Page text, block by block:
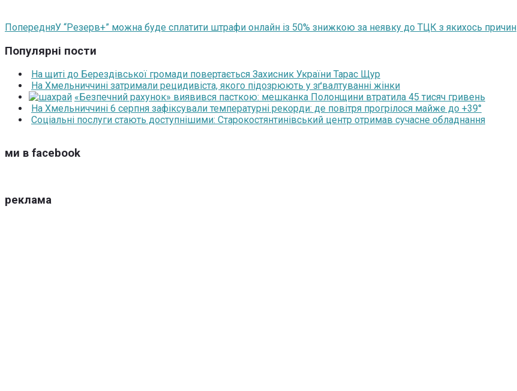
ПопередняУ “Резерв+” можна буде сплатити штрафи онлайн із 50% знижкою за неявку до ТЦК з якихось причин
Популярні пости
На щиті до Берездівської громади повертається Захисник України Тарас Щур
На Хмельниччині затримали рецидивіста, якого підозрюють у зґвалтуванні жінки
«Безпечний рахунок» виявився пасткою: мешканка Полонщини втратила 45 тисяч гривень
На Хмельниччині 6 серпня зафіксували температурні рекорди: де повітря прогрілося майже до +39°
Соціальні послуги стають доступнішими: Старокостянтинівський центр отримав сучасне обладнання
ми в facebook
реклама